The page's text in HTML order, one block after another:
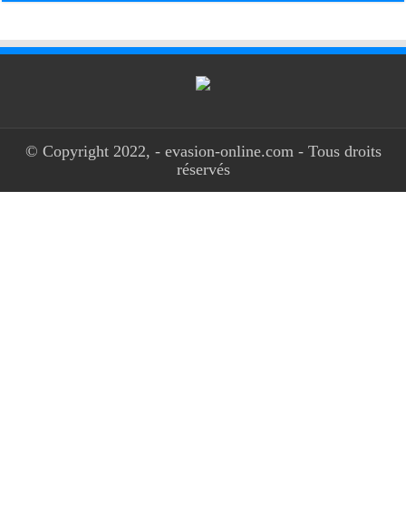
© Copyright 2022, - evasion-online.com - Tous droits
réservés